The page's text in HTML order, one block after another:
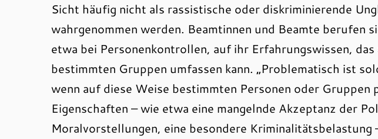
Sicht häufig nicht als rassistische oder diskriminierende
wahrgenommen werden. Beamtinnen und Beamte berufen
etwa bei Personenkontrollen, auf ihr Erfahrungswissen,
bestimmten Gruppen umfassen kann. „Problematisch ist
wenn auf diese Weise bestimmten Personen oder Gruppen
Eigenschaften – wie etwa eine mangelnde Akzeptanz der
Moralvorstellungen, eine besondere Kriminalitätsbelastung